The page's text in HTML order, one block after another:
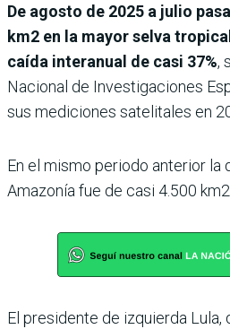
De agosto de 2025 a julio
km2 en la mayor selva
caída interanual de casi 37%,
Nacional de Investigaciones
sus mediciones satelitales en
En el mismo periodo anterior la
Amazonía fue de casi 4.500 km2.
El presidente de izquierda Lula,